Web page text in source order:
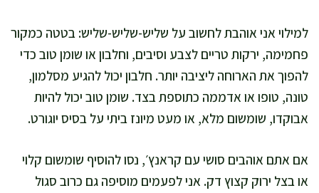
למילוי אני אוהבת לחשוב על שליש-שליש-שליש: בטטה כמקור
פחמימה, ירקות טריים לצבע וסיבים, וחלבון או שומן טוב כדי
להפוך את הארוחה ליציבה יותר. חלבון יכול להגיע מסלמון,
טונה, טופו או אדממה כתוספת בצד. שומן טוב יכול להיות
אבוקדו, שומשום מלא, או מעט מיונז ביתי על בסיס יוגורט.
אם אתם אוהבים סושי עם קראנץ׳, נסו להוסיף שומשום קלוי
או בצל ירוק קצוץ דק. אני לפעמים מוסיפה גם כרוב סגול